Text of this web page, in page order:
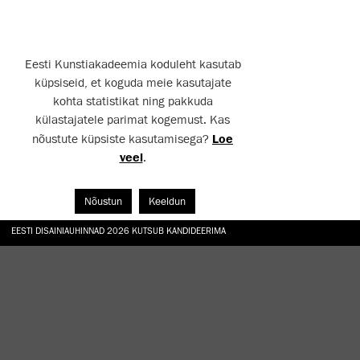
EESTI DISAINIAUHINNAD 2026 KUTSUB KANDIDEERIMA
Eesti Kunstiakadeemia koduleht kasutab
küpsiseid, et koguda meie kasutajate
kohta statistikat ning pakkuda
külastajatele parimat kogemust. Kas
nõustute küpsiste kasutamisega? Loe
veel.
Nõustun Keeldun